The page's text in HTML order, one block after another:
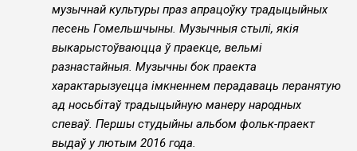
музычнай культуры праз апрацоўку традыцыйных
песень Гомельшчыны. Музычныя стылі, якія
выкарыстоўваюцца ў праекце, вельмі
разнастайныя. Музычны бок праекта
характарызуецца імкненнем перадаваць перанятую
ад носьбітаў традыцыйную манеру народных
спеваў. Першы студыйны альбом фольк-праект
выдаў у лютым 2016 года.